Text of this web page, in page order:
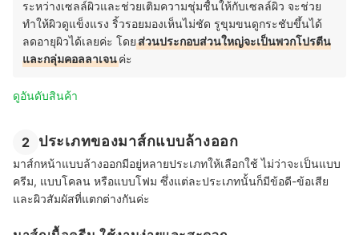
ระหว่างเซลล์ผิวและช่วยเติมความชุ่มชื้นให้กับเซลล์ผิว จะช่วย
ทำให้ผิวดูแข็งแรง ริ้วรอยมองเห็นไม่ชัด รูขุมขนดูกระชับขึ้นได้
ลดอายุผิวได้เลยค่ะ โดยส่วนประกอบส่วนใหญ่จะเป็นพวกโปรตีน
และกลุ่มคอลลาเจนค่ะ
ดูอันดับสินค้า
2 ประเภทของมาส์กแบบล้างออก
มาส์กหน้าแบบล้างออกมีอยู่หลายประเภทให้เลือกใช้ ไม่ว่าจะเป็นแบบ
ครีม, แบบโคลน หรือแบบโฟม ซึ่งแต่ละประเภทนั้นก็มีข้อดี-ข้อเสีย
และผิวสัมผัสที่แตกต่างกันค่ะ